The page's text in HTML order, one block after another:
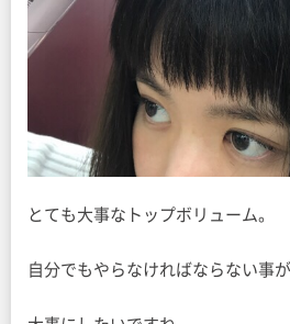
とても大事なトップボリューム。
自分でもやらなければならない事